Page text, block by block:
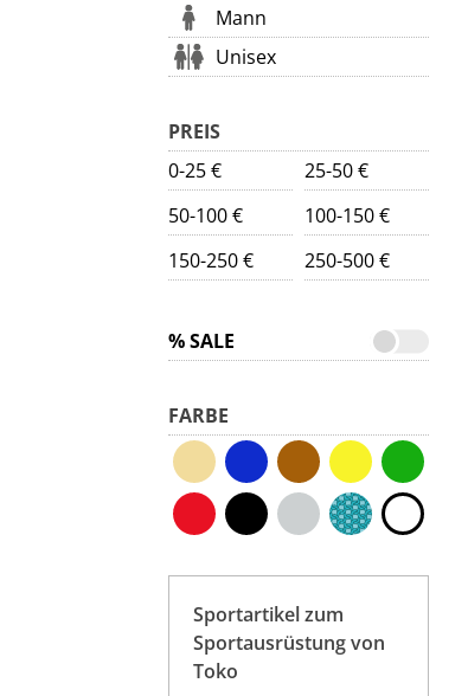
Mann
Unisex
PREIS
0-25 €
25-50 €
50-100 €
100-150 €
150-250 €
250-500 €
% SALE
FARBE
Sportartikel zum
Sportausrüstung von
Toko